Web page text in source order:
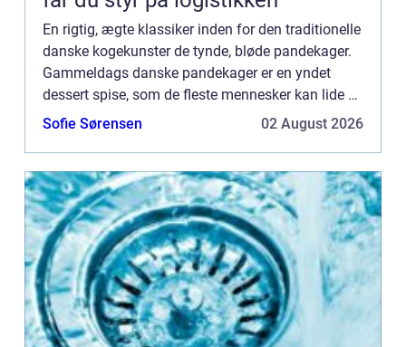
En rigtig, ægte klassiker inden for den traditionelle
danske kogekunster de tynde, bløde pandekager.
Gammeldags danske pandekager er en yndet
dessert spise, som de fleste mennesker kan lide –
ikke mindst fordi en pandekage kan fyld...
Sofie Sørensen 02 August 2026